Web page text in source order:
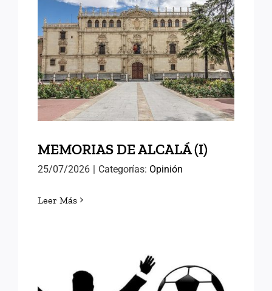
MEMORIAS DE ALCALÁ (I)
MEMORIAS DE ALCALÁ (I)
25/07/2026 | Categorías: Opinión
Leer Más